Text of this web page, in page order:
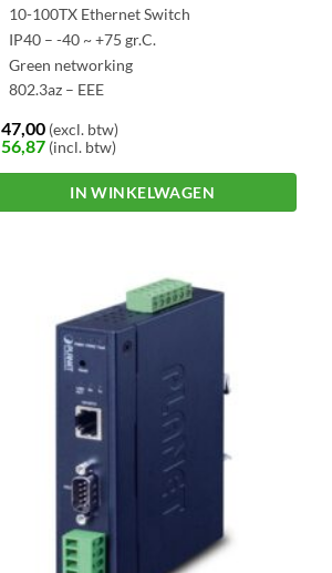
10-100TX Ethernet Switch
IP40 – -40 ~ +75 gr.C.
Green networking
802.3az – EEE
47,00 (excl. btw)
56,87 (incl. btw)
IN WINKELWAGEN